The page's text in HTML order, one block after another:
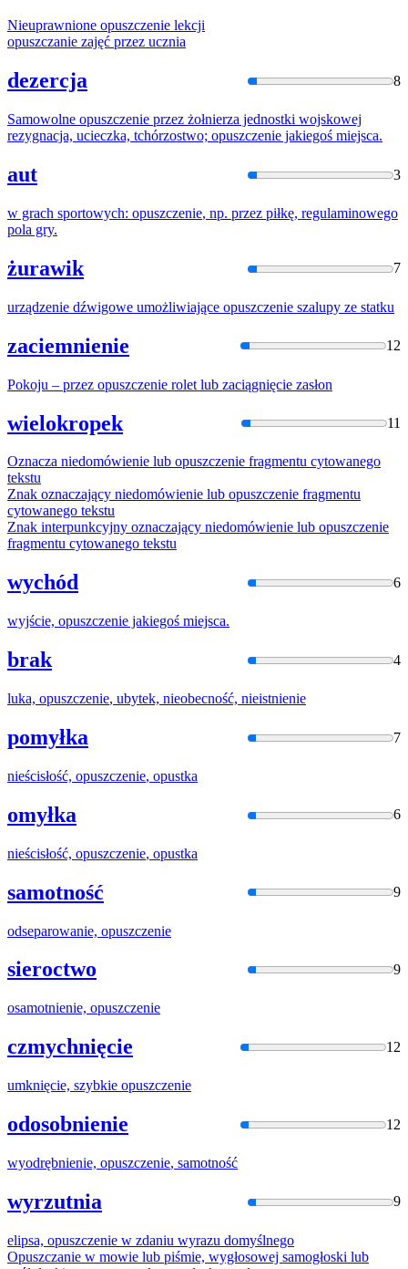
Nieuprawnione opuszczenie lekcji
opuszczanie zajęć przez ucznia
dezercja 8
Samowolne opuszczenie przez żołnierza jednostki wojskowej
rezygnacja, ucieczka, tchórzostwo; opuszczenie jakiegoś miejsca.
aut 3
w grach sportowych: opuszczenie, np. przez piłkę, regulaminowego
pola gry.
żurawik 7
urządzenie dźwigowe umożliwiające opuszczenie szalupy ze statku
zaciemnienie 12
Pokoju – przez opuszczenie rolet lub zaciągnięcie zasłon
wielokropek 11
Oznacza niedomówienie lub opuszczenie fragmentu cytowanego
tekstu
Znak oznaczający niedomówienie lub opuszczenie fragmentu
cytowanego tekstu
Znak interpunkcyjny oznaczający niedomówienie lub opuszczenie
fragmentu cytowanego tekstu
wychód 6
wyjście, opuszczenie jakiegoś miejsca.
brak 4
luka, opuszczenie, ubytek, nieobecność, nieistnienie
pomyłka 7
nieścisłość, opuszczenie, opustka
omyłka 6
nieścisłość, opuszczenie, opustka
samotność 9
odseparowanie, opuszczenie
sieroctwo 9
osamotnienie, opuszczenie
czmychnięcie 12
umknięcie, szybkie opuszczenie
odosobnienie 12
wyodrębnienie, opuszczenie, samotność
wyrzutnia 9
elipsa, opuszczenie w zdaniu wyrazu domyślnego
Opuszczanie w mowie lub piśmie, wygłosowej samogłoski lub